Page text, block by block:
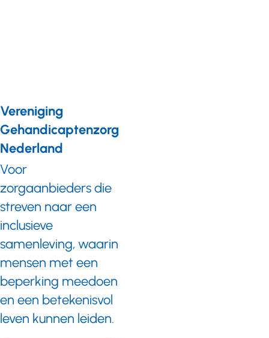
Vereniging
Gehandicaptenzorg
Nederland
Voor
zorgaanbieders die
streven naar een
inclusieve
samenleving, waarin
mensen met een
beperking meedoen
en een betekenisvol
leven kunnen leiden.